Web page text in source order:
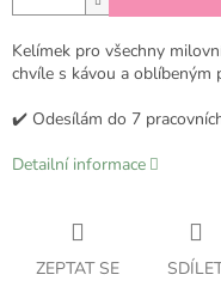
Kelímek pro všechny
chvíle s kávou a oblíbeným
✔️ Odesílám do 7
Detailní informace
ZEPTAT SE